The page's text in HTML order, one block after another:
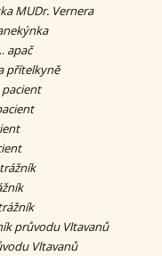
MUDr. Vernera
apač
přítelkyně
pacient
průvodu Vltavanů
Vltavanů